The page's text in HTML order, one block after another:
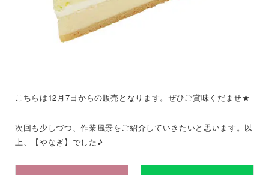
こちらは12月7日からの販売となります。ぜひご賞味くだませ★
次回も少しづつ、作業風景をご紹介していきたいと思います。以
上、【やなぎ】でした♪